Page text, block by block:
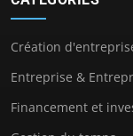
Création
Entreprise &
Financement et